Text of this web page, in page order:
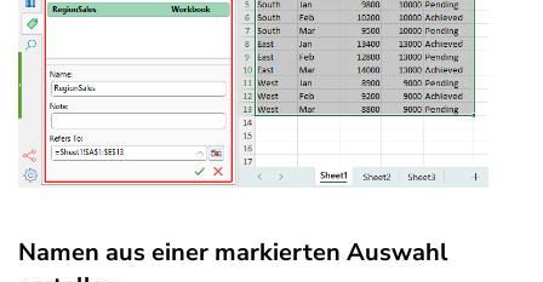
Namen aus einer markierten Auswahl